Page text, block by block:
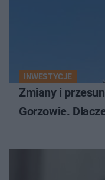
INWESTYCJE
Zmiany i
Gorzowie.